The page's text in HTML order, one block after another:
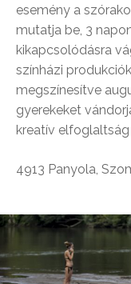
esemény a
mutatja be, 3
kikapcsolódásra
színházi
megszínesítve
gyerekeket
kreatív elfoglaltság
4913 Panyola,